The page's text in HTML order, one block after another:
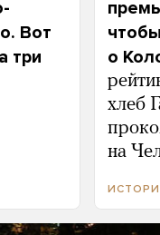
Вот
три
о
хлеб
на